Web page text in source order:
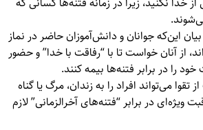
این‌که جوانان و دانش‌آموزان حاضر در نماز
از آنان خواست تا با “رفاقت با خدا” و حضور
را در برابر فتنه‌ها بیمه کنند.
می‌تواند افراد را به زندان، مرگ یا گناه
ویژه‌ای در برابر “فتنه‌های آخرالزمانی” لازم